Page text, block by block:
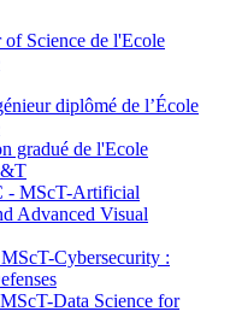
Science de l'Ecole
diplômé de l’École
gradué de l'Ecole
- MScT-Artificial
Advanced Visual
Cybersecurity :
Data Science for